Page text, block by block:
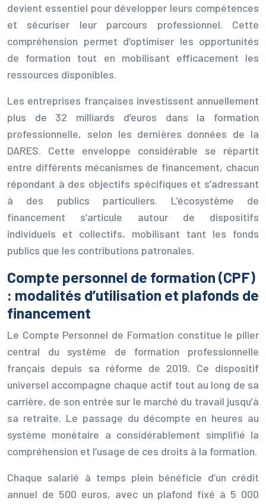
devient essentiel pour développer leurs compétences
et sécuriser leur parcours professionnel. Cette
compréhension permet d’optimiser les opportunités
de formation tout en mobilisant efficacement les
ressources disponibles.
Les entreprises françaises investissent annuellement
plus de 32 milliards d’euros dans la formation
professionnelle, selon les dernières données de la
DARES. Cette enveloppe considérable se répartit
entre différents mécanismes de financement, chacun
répondant à des objectifs spécifiques et s’adressant
à des publics particuliers. L’écosystème de
financement s’articule autour de dispositifs
individuels et collectifs, mobilisant tant les fonds
publics que les contributions patronales.
Compte personnel de formation (CPF)
: modalités d’utilisation et plafonds de
financement
Le Compte Personnel de Formation constitue le pilier
central du système de formation professionnelle
français depuis sa réforme de 2019. Ce dispositif
universel accompagne chaque actif tout au long de sa
carrière, de son entrée sur le marché du travail jusqu’à
sa retraite. Le passage du décompte en heures au
système monétaire a considérablement simplifié la
compréhension et l’usage de ces droits à la formation.
Chaque salarié à temps plein bénéficie d’un crédit
annuel de 500 euros, avec un plafond fixé à 5 000